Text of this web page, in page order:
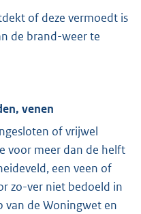
of deze vermoedt is
de brand-weer te
venen
of vrijwel
voor meer dan de helft
een veen of
zo-ver niet bedoeld in
van de Woningwet en